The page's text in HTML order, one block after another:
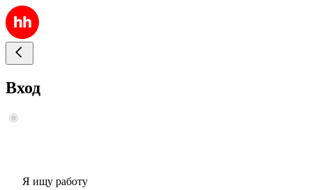
Вход
Я ищу работу